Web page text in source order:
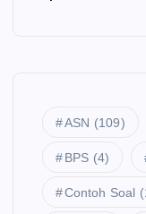
ASN (109)
BPS (4)
Contoh Soal